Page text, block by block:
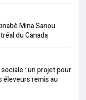
Mina Sanou
du Canada
: un projet pour
éleveurs remis au